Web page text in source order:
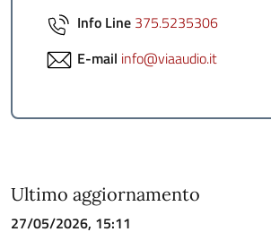
Info Line 375.5235306
E-mail info@viaaudio.it
Ultimo aggiornamento
27/05/2026, 15:11